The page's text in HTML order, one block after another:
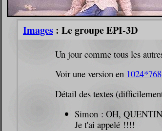
Images : Le groupe EPI-3D
Un jour comme tous les
Voir une version en 1024*768
Détail des textes
Simon : OH,
Je t'ai appelé !!!!